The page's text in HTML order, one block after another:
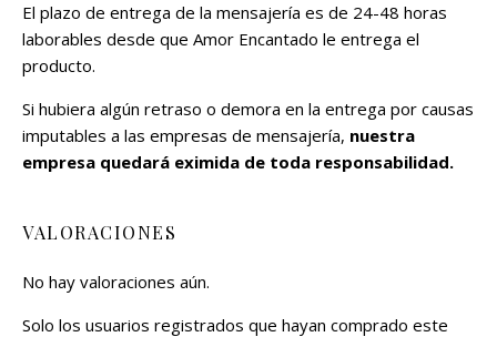
El plazo de entrega de la mensajería es de 24-48 horas
laborables desde que Amor Encantado le entrega el
producto.
Si hubiera algún retraso o demora en la entrega por causas
imputables a las empresas de mensajería, nuestra
empresa quedará eximida de toda responsabilidad.
VALORACIONES
No hay valoraciones aún.
Solo los usuarios registrados que hayan comprado este